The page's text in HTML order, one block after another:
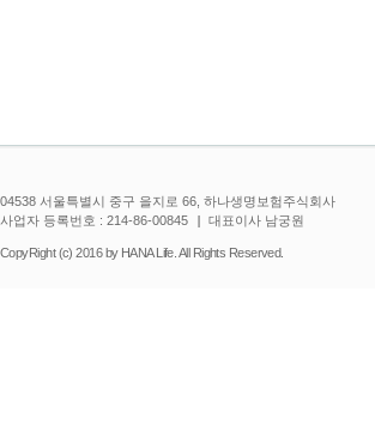
04538 서울특별시 중구 을지로 66, 하나생명보험주식회사
사업자 등록번호 : 214-86-00845
대표이사 남궁원
CopyRight (c) 2016 by HANA Life. All Rights Reserved.